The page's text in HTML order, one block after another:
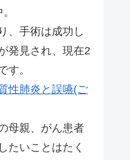
、手術は成功し
発見され、現在2
す。
性肺炎と誤嚥(ご
母親、がん患者
たいことはたく